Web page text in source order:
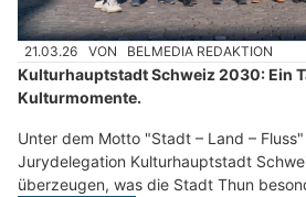
21.03.26 VON BELMEDIA REDAKTION
Kulturhauptstadt Schweiz 2030: Ein
Kulturmomente.
Unter dem Motto "Stadt – Land –
Jurydelegation Kulturhauptstadt
überzeugen, was die Stadt Thun